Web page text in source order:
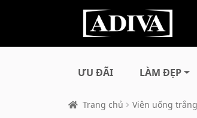
ƯU ĐÃI LÀM ĐẸP
Trang chủ Viên uống